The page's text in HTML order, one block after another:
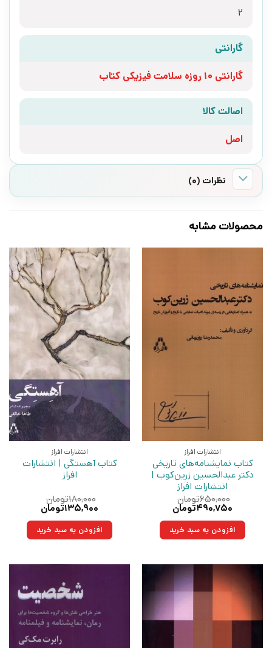
2
گارانتی
گارانتی 10 روزه سلامت فیزیکی کتاب
اصالت کالا
اصل
نظرات (0)
محصولات مشابه
انتشارات افراز
کتاب نمایشنامه‌های تاریخی
دکتر عبدالحسین زرین‌کوب |
انتشارات افراز
۶۵۰,۰۰۰تومان
قیمت
۶۵۰,۰۰۰تومان
بود.
۴۹۰,۷۵۰تومان
۴۹۰,۷۵۰تومان.افزودن به سبد خرید
انتشارات افراز
کتاب آهستگی | انتشارات
افراز
۱۸۰,۰۰۰تومان
قیمت
۱۸۰,۰۰۰تومان
بود.
۱۳۵,۹۰۰تومان
۱۳۵,۹۰۰تومان.افزودن به سبد خرید